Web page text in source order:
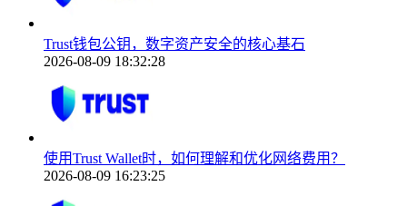
Trust钱包公钥，数字资产安全的核心基石
2026-08-09 18:32:28
使用Trust Wallet时，如何理解和优化网络费用？
2026-08-09 16:23:25